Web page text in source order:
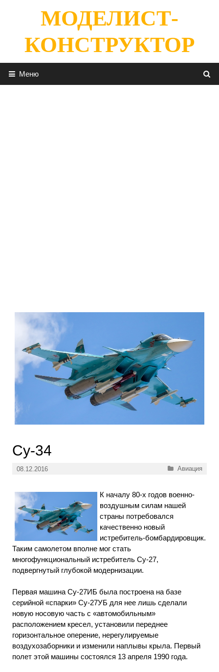
содержимомуМОДЕЛИСТ-
КОНСТРУКТОР
Меню
Су-34
08.12.2016 Рубрики
Авиация
К началу 80-х годов военно-
воздушным силам нашей
страны потребовался
качественно новый
истребитель-бомбардировщик.
Таким самолетом вполне мог стать
многофункциональный истребитель Су-27,
подвергнутый глубокой модернизации.
Первая машина Су-27ИБ была построена на базе
серийной «спарки» Су-27УБ для нее лишь сделали
новую носовую часть с «автомобильным»
расположением кресел, установили переднее
горизонтальное оперение, нерегулируемые
воздухозаборники и изменили наплывы крыла. Первый
полет этой машины состоялся 13 апреля 1990 года.